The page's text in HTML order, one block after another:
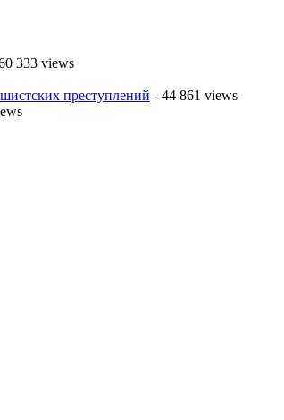
333 views
преступлений - 44 861 views